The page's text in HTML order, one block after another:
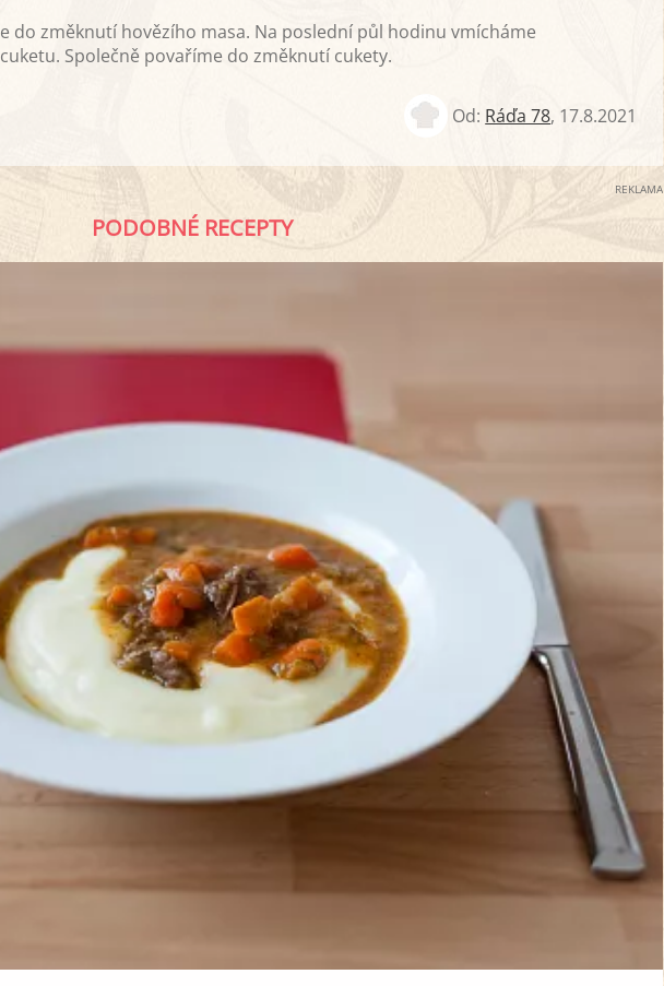
do změknutí hovězího masa. Na poslední půl hodinu vmícháme
Společně povaříme do změknutí cukety.
Od: Ráďa 78, 17.8.2021
REKLAMA
PODOBNÉ RECEPTY